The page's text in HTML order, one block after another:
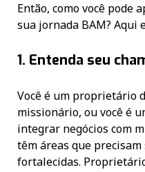
Então, como você pode
sua jornada BAM? Aqui
1. Entenda seu
Você é um proprietário
missionário, ou você é
integrar negócios com
têm áreas que
fortalecidas.